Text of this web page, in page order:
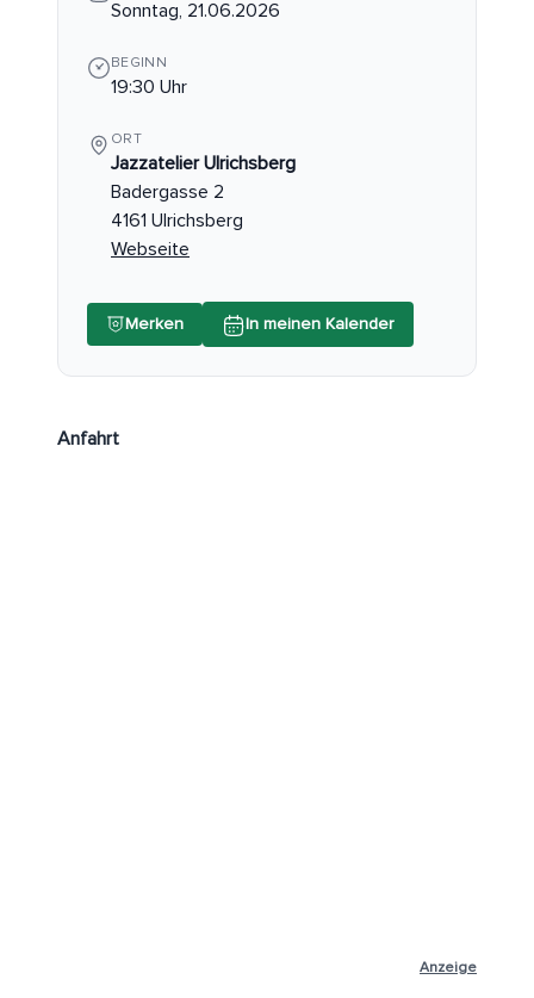
Sonntag, 21.06.2026
BEGINN
19:30 Uhr
ORT
Jazzatelier Ulrichsberg
Badergasse 2
4161 Ulrichsberg
Webseite
Merken In meinen Kalender
Anfahrt
Anzeige